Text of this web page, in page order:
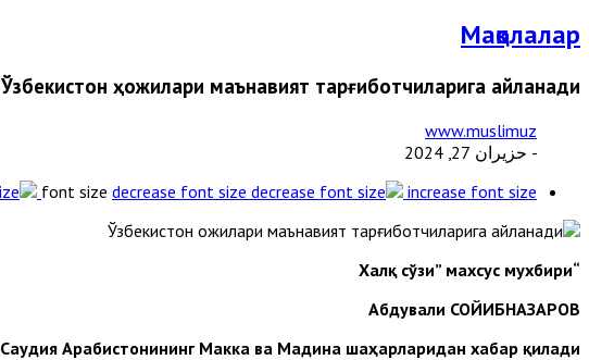
Мақолалар
Ўзбекистон ҳожилари маънавият тарғиботчиларига айланади
www.muslimuz
- حزيران 27, 2024
font size decrease font size increase font size
“Халқ сўзи” махсус мухбири
Абдували СОЙИБНАЗАРОВ
Саудия Арабистонининг Макка ва Мадина шаҳарларидан хабар қилади.